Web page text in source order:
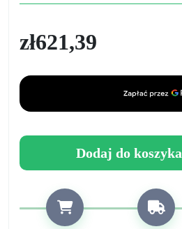
–
jakość
najlepszej
odlewy
zł621,39
Dodaj do koszyka